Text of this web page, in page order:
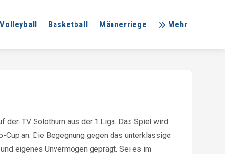
Volleyball Basketball Männerriege Mehr
den TV Solothurn aus der 1.Liga. Das Spiel wird
an. Die Begegnung gegen das unterklassige
eigenes Unvermögen geprägt. Sei es im